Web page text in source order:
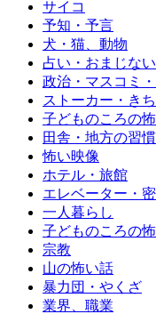
サイコ
予知・予言
犬・猫、動物
占い・おまじな
政治・マスコミ
ストーカー・き
子どものころの
田舎・地方の習慣
怖い映像
ホテル・旅館
エレベーター・
一人暮らし
子どものころの
宗教
山の怖い話
暴力団・やくざ
業界、職業